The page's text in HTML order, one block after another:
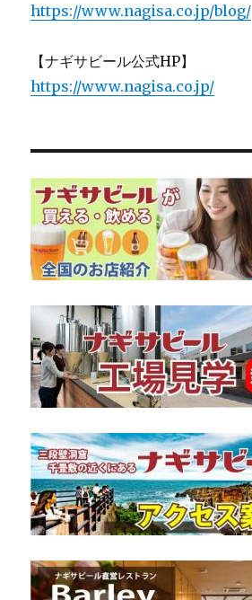
https://www.nagisa.co.jp/blog/
【ナギサビール公式HP】
https://www.nagisa.co.jp/